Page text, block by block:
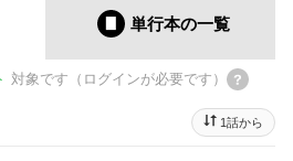
単行本の一覧
対象です（ログインが必要です）
1話から